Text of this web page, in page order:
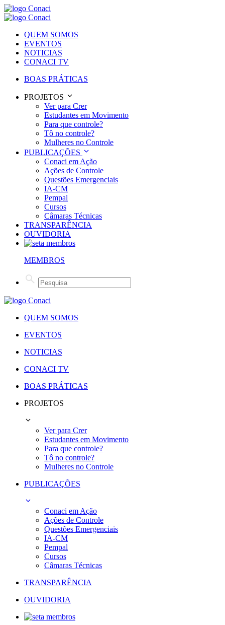
QUEM SOMOS
EVENTOS
NOTICIAS
CONACI TV
BOAS PRÁTICAS
PROJETOS
Ver para Crer
Estudantes em Movimento
Para que controle?
Tô no controle?
Mulheres no Controle
PUBLICAÇÕES
Conaci em Ação
Ações de Controle
Questões Emergenciais
IA-CM
Pempal
Cursos
Câmaras Técnicas
TRANSPARÊNCIA
OUVIDORIA
MEMBROS
QUEM SOMOS
EVENTOS
NOTICIAS
CONACI TV
BOAS PRÁTICAS
PROJETOS
Ver para Crer
Estudantes em Movimento
Para que controle?
Tô no controle?
Mulheres no Controle
PUBLICAÇÕES
Conaci em Ação
Ações de Controle
Questões Emergenciais
IA-CM
Pempal
Cursos
Câmaras Técnicas
TRANSPARÊNCIA
OUVIDORIA